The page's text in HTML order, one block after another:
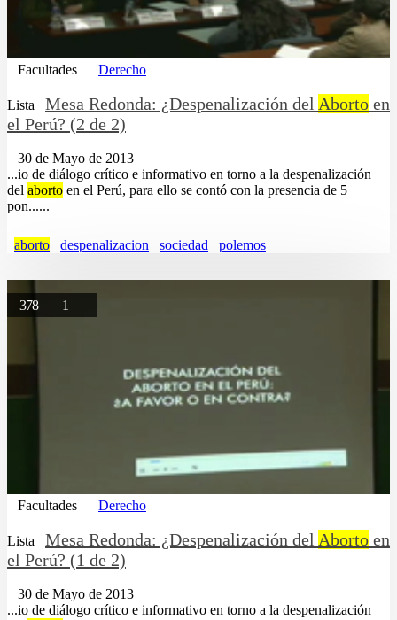
Facultades Derecho
Lista Mesa Redonda: ¿Despenalización del Aborto en
el Perú? (2 de 2)
30 de Mayo de 2013
...io de diálogo crítico e informativo en torno a la despenalización
del aborto en el Perú, para ello se contó con la presencia de 5
pon......
aborto despenalizacion sociedad polemos
378 1
Facultades Derecho
Lista Mesa Redonda: ¿Despenalización del Aborto en
el Perú? (1 de 2)
30 de Mayo de 2013
...io de diálogo crítico e informativo en torno a la despenalización